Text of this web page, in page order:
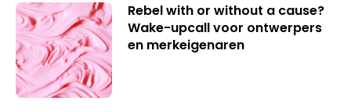
Rebel with or without a cause?
Wake-upcall voor ontwerpers
en merkeigenaren